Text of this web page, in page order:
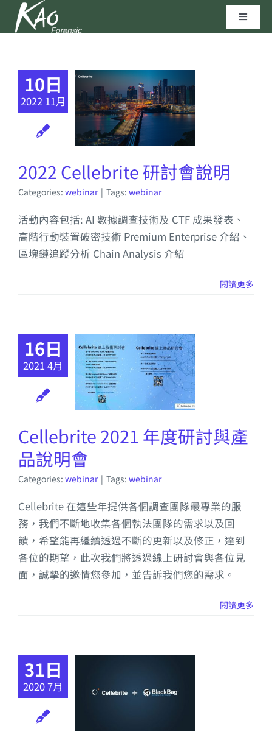
Skip
Toggle
資安實驗室
聯繫我們
高田科技©
10日
2022 11月
2022 Cellebrite 研討會說明
Categories: webinar | Tags: webinar
活動內容包括: AI 數據調查技術及 CTF 成果發表、
高階行動裝置破密技術 Premium Enterprise 介紹、
區塊鏈追蹤分析 Chain Analysis 介紹
閱讀更多
16日
2021 4月
Cellebrite 2021 年度研討與產
品說明會
Categories: webinar | Tags: webinar
Cellebrite 在這些年提供各個調查團隊最專業的服
務，我們不斷地收集各個執法團隊的需求以及回
饋，希望能再繼續透過不斷的更新以及修正，達到
各位的期望，此次我們將透過線上研討會與各位見
面，誠摯的邀情您參加，並告訴我們您的需求。
閱讀更多
31日
2020 7月